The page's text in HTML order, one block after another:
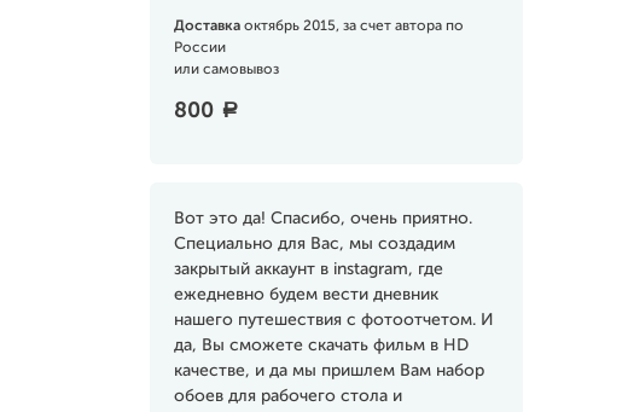
Доставка октябрь 2015, за счет автора по
России
или самовывоз
800 a
Вот это да! Спасибо, очень приятно.
Специально для Вас, мы создадим
закрытый аккаунт в instagram, где
ежедневно будем вести дневник
нашего путешествия с фотоотчетом. И
да, Вы сможете скачать фильм в HD
качестве, и да мы пришлем Вам набор
обоев для рабочего стола и